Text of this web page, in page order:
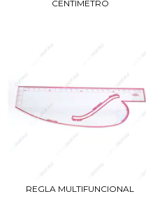
CENTIMETRO
REGLA MULTIFUNCIONAL